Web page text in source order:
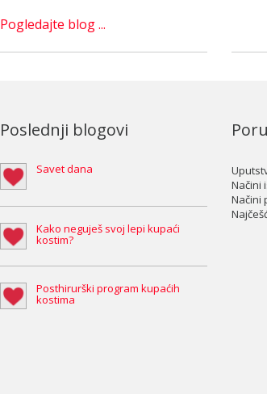
Pogledajte blog ...
Poslednji blogovi
Savet dana
Kako neguješ svoj lepi kupaći
kostim?
Posthirurški program kupaćih
kostima
Načini
Načini